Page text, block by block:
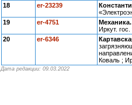
18
er-23239
19
er-4751 Механика.
Иркут.
20
er-6346
Коваль ;
Дата редакции: 09.03.2022